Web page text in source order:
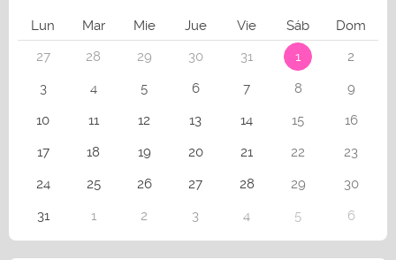
Lun Mar Mie Jue Vie Sáb
Dom
27
28 29 30 31 1
2
3
4 5 6 7 8
9
10
11 12 13 14 15
16
17
18 19 20 21 22
23
24
25 26 27 28 29
30
31
1 2 3 4 5 6